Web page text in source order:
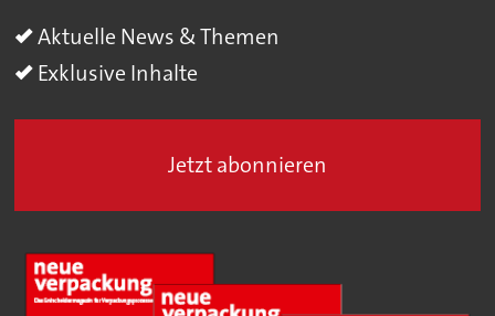
Aktuelle News & Themen
Exklusive Inhalte
Jetzt abonnieren